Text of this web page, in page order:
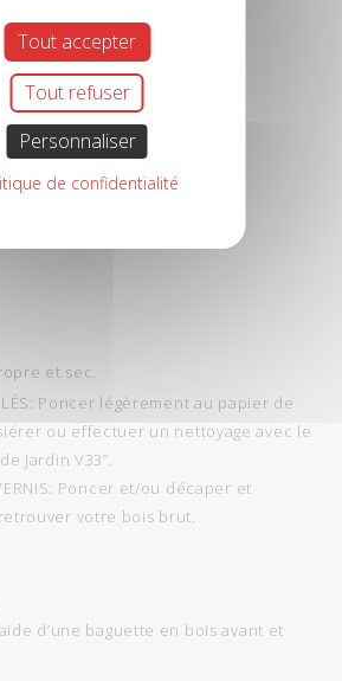
et sec.
Poncer légèrement au papier de
ou effectuer un nettoyage avec le
Jardin V33”.
Poncer et/ou décaper et
votre bois brut.
d’une baguette en bois avant et
Tout accepter
Tout refuser
Personnaliser
de confidentialité